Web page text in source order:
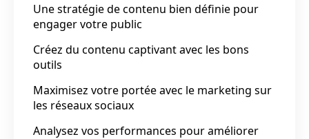
Une stratégie de contenu bien définie pour
engager votre public
Créez du contenu captivant avec les bons
outils
Maximisez votre portée avec le marketing sur
les réseaux sociaux
Analysez vos performances pour améliorer